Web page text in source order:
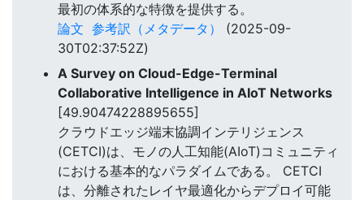
最初の体系的な特徴を提供する。
論文 参考訳（メタデータ）
(2025-09-
30T02:37:52Z)
A Survey on Cloud-Edge-Terminal
Collaborative Intelligence in AIoT Networks
[49.90474228895655]
クラウドエッジ端末協調インテリジェンス
(CETCI)は、モノの人工知能(AIoT)コミュニティ
における基本的なパラダイムである。 CETCI
は、分離されたレイヤ最適化からデプロイ可能